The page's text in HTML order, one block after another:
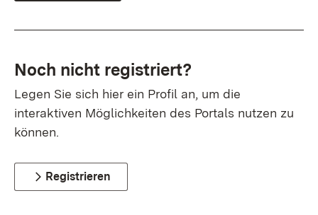
Noch nicht registriert?
Legen Sie sich hier ein Profil an, um die
interaktiven Möglichkeiten des Portals nutzen zu
können.
Registrieren